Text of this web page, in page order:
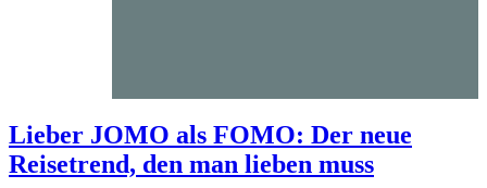
Lieber JOMO als FOMO: Der neue
Reisetrend, den man lieben muss